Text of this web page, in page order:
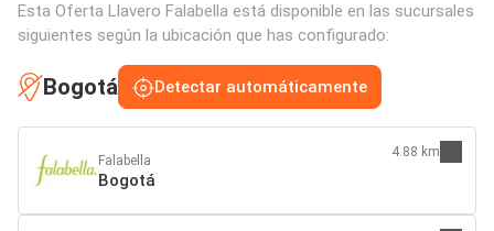
Esta Oferta Llavero Falabella está disponible en las sucursales
siguientes según la ubicación que has configurado:
Bogotá Detectar automáticamente
Falabella
Bogotá
4.88 km